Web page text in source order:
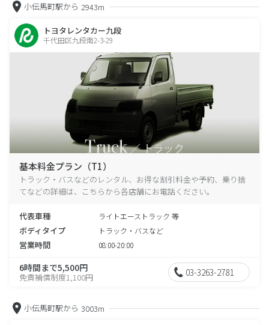
小伝馬町駅から 2943m
トヨタレンタカー九段
千代田区九段南2-3-29
基本料金プラン（T1）
トラック・バスなどのレンタル、お得な割引料金や予約、乗り捨
てなどの詳細は、こちらから各店舗にお電話ください。
代表車種 ライトエーストラック 等
ボディタイプ トラック・バスなど
営業時間 08:00-20:00
6時間まで5,500円
免責補償制度1,100円 03-3263-2781
小伝馬町駅から 3003m